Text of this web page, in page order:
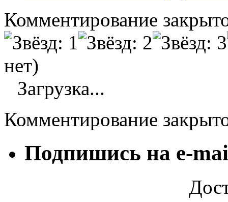
Комментирование
нет)
Загрузка...
Комментирование
Подпишись на e-